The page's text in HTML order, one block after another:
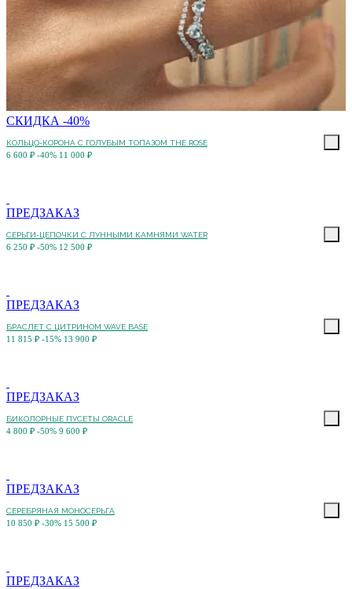
СКИДКА -40%
КОЛЬЦО-КОРОНА С ГОЛУБЫМ ТОПАЗОМ THE ROSE
6 600 ₽ -40% 11 000 ₽
ПРЕДЗАКАЗ
СЕРЬГИ-ЦЕПОЧКИ С ЛУННЫМИ КАМНЯМИ WATER
6 250 ₽ -50% 12 500 ₽
ПРЕДЗАКАЗ
БРАСЛЕТ С ЦИТРИНОМ WAVE BASE
11 815 ₽ -15% 13 900 ₽
ПРЕДЗАКАЗ
БИКОЛОРНЫЕ ПУСЕТЫ ORACLE
4 800 ₽ -50% 9 600 ₽
ПРЕДЗАКАЗ
СЕРЕБРЯНАЯ МОНОСЕРЬГА
10 850 ₽ -30% 15 500 ₽
ПРЕДЗАКАЗ